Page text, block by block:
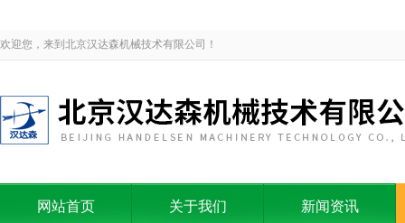
欢迎您，来到北京汉达森机械技术有限公司！
网站首页 关于我们 新闻资讯